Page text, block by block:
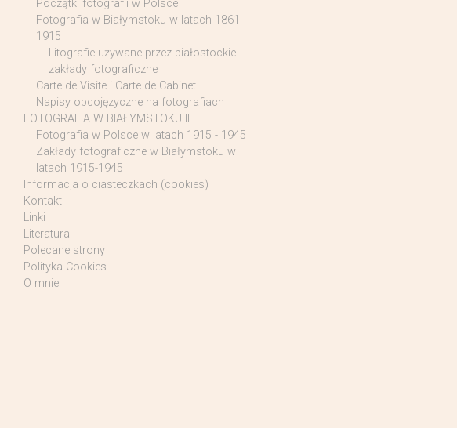
Początki fotografii w Polsce
Fotografia w Białymstoku w latach 1861 -
1915
Litografie używane przez białostockie
zakłady fotograficzne
Carte de Visite i Carte de Cabinet
Napisy obcojęzyczne na fotografiach
FOTOGRAFIA W BIAŁYMSTOKU II
Fotografia w Polsce w latach 1915 - 1945
Zakłady fotograficzne w Białymstoku w
latach 1915-1945
Informacja o ciasteczkach (cookies)
Kontakt
Linki
Literatura
Polecane strony
Polityka Cookies
O mnie